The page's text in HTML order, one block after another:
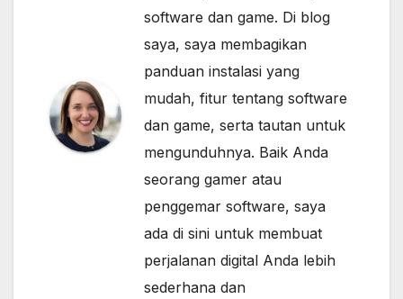
software dan game. Di blog
saya, saya membagikan
panduan instalasi yang
mudah, fitur tentang software
dan game, serta tautan untuk
mengunduhnya. Baik Anda
seorang gamer atau
penggemar software, saya
ada di sini untuk membuat
perjalanan digital Anda lebih
sederhana dan